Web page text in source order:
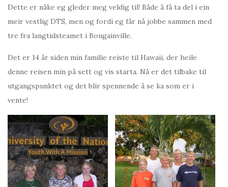
Dette er nåke eg gleder meg veldig til! Både å få ta del i ein
meir vestlig DTS, men og fordi eg får nå jobbe sammen med
tre fra langtidsteamet i Bougainville.
Det er 14 år siden min familie reiste til Hawaii, der heile
denne reisen min på sett og vis starta. Nå er det tilbake til
utgangspunktet og det blir spennende å se ka som er i
vente!